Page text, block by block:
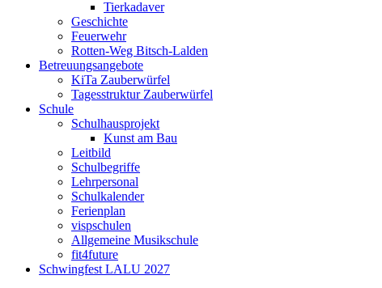
Tierkadaver
Geschichte
Feuerwehr
Rotten-Weg Bitsch-Lalden
Betreuungsangebote
KiTa Zauberwürfel
Tagesstruktur Zauberwürfel
Schule
Schulhausprojekt
Kunst am Bau
Leitbild
Schulbegriffe
Lehrpersonal
Schulkalender
Ferienplan
vispschulen
Allgemeine Musikschule
fit4future
Schwingfest LALU 2027